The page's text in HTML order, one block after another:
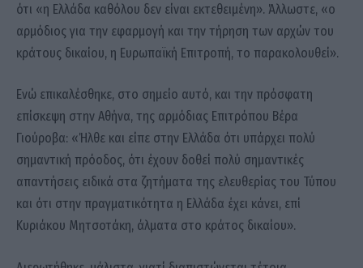
ότι «η Ελλάδα καθόλου δεν είναι εκτεθειμένη». Άλλωστε, «ο
αρμόδιος για την εφαρμογή και την τήρηση των αρχών του
κράτους δικαίου, η Ευρωπαϊκή Επιτροπή, το παρακολουθεί».
Ενώ επικαλέσθηκε, στο σημείο αυτό, και την πρόσφατη
επίσκεψη στην Αθήνα, της αρμόδιας Επιτρόπου Βέρα
Γιούροβα: «Ήλθε και είπε στην Ελλάδα ότι υπάρχει πολύ
σημαντική πρόοδος, ότι έχουν δοθεί πολύ σημαντικές
απαντήσεις ειδικά στα ζητήματα της ελευθερίας του Τύπου
και ότι στην πραγματικότητα η Ελλάδα έχει κάνει, επί
Κυριάκου Μητσοτάκη, άλματα στο κράτος δικαίου».